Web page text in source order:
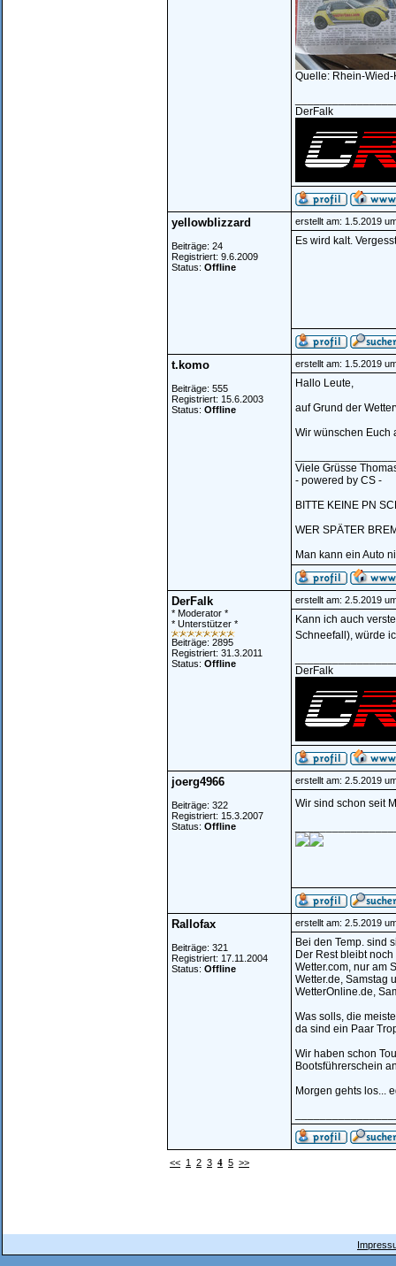
Quelle: Rhein-
DerFalk
yellowblizzard
Beiträge: 24
Registriert: 9.6.2009
Status: Offline
erstellt am: 1.5.2019
Es wird kalt.
t.komo
Beiträge: 555
Registriert: 15.6.2003
Status: Offline
erstellt am: 1.5.2019
Hallo Leute,
auf Grund der
Wir wünschen Euch
Viele Grüsse
- powered by CS -
BITTE KEINE PN
WER SPÄTER
Man kann ein Auto
DerFalk
* Moderator *
* Unterstützer *
Beiträge: 2895
Registriert: 31.3.2011
Status: Offline
erstellt am: 2.5.2019
Kann ich auch
Schneefall), würde
DerFalk
joerg4966
Beiträge: 322
Registriert: 15.3.2007
Status: Offline
erstellt am: 2.5.2019
Wir sind schon seit
Rallofax
Beiträge: 321
Registriert: 17.11.2004
Status: Offline
erstellt am: 2.5.2019
Bei den Temp. sind
Der Rest bleibt noch
Wetter.com, nur am
Wetter.de, Samstag
WetterOnline.de,
Was solls, die
da sind ein Paar
Wir haben schon
Bootsführerschein
Morgen gehts los...
<< 1 2 3 4 5 >>